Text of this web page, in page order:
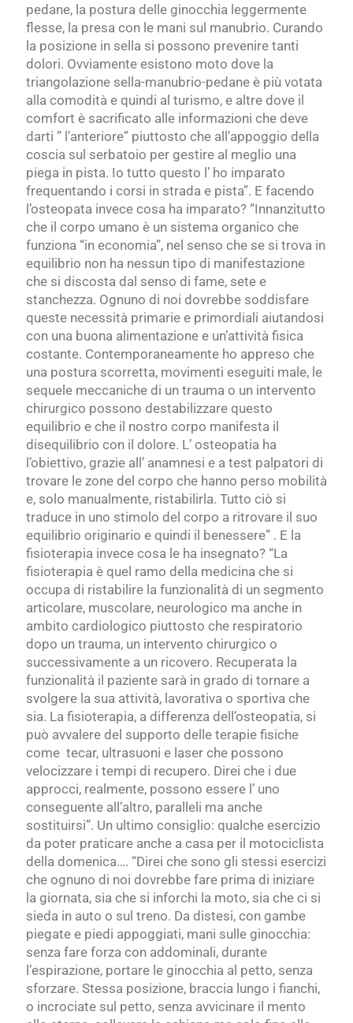
pedane, la postura delle ginocchia leggermente
flesse, la presa con le mani sul manubrio. Curando
la posizione in sella si possono prevenire tanti
dolori. Ovviamente esistono moto dove la
triangolazione sella-manubrio-pedane è più votata
alla comodità e quindi al turismo, e altre dove il
comfort è sacrificato alle informazioni che deve
darti ” l’anteriore” piuttosto che all’appoggio della
coscia sul serbatoio per gestire al meglio una
piega in pista. Io tutto questo l’ ho imparato
frequentando i corsi in strada e pista”. E facendo
l’osteopata invece cosa ha imparato? “Innanzitutto
che il corpo umano è un sistema organico che
funziona “in economia”, nel senso che se si trova in
equilibrio non ha nessun tipo di manifestazione
che si discosta dal senso di fame, sete e
stanchezza. Ognuno di noi dovrebbe soddisfare
queste necessità primarie e primordiali aiutandosi
con una buona alimentazione e un’attività fisica
costante. Contemporaneamente ho appreso che
una postura scorretta, movimenti eseguiti male, le
sequele meccaniche di un trauma o un intervento
chirurgico possono destabilizzare questo
equilibrio e che il nostro corpo manifesta il
disequilibrio con il dolore. L’ osteopatia ha
l’obiettivo, grazie all’ anamnesi e a test palpatori di
trovare le zone del corpo che hanno perso mobilità
e, solo manualmente, ristabilirla. Tutto ciò si
traduce in uno stimolo del corpo a ritrovare il suo
equilibrio originario e quindi il benessere” . E la
fisioterapia invece cosa le ha insegnato? “La
fisioterapia è quel ramo della medicina che si
occupa di ristabilire la funzionalità di un segmento
articolare, muscolare, neurologico ma anche in
ambito cardiologico piuttosto che respiratorio
dopo un trauma, un intervento chirurgico o
successivamente a un ricovero. Recuperata la
funzionalità il paziente sarà in grado di tornare a
svolgere la sua attività, lavorativa o sportiva che
sia. La fisioterapia, a differenza dell’osteopatia, si
può avvalere del supporto delle terapie fisiche
come tecar, ultrasuoni e laser che possono
velocizzare i tempi di recupero. Direi che i due
approcci, realmente, possono essere l’ uno
conseguente all’altro, paralleli ma anche
sostituirsi”. Un ultimo consiglio: qualche esercizio
da poter praticare anche a casa per il motociclista
della domenica…. “Direi che sono gli stessi esercizi
che ognuno di noi dovrebbe fare prima di iniziare
la giornata, sia che si inforchi la moto, sia che ci si
sieda in auto o sul treno. Da distesi, con gambe
piegate e piedi appoggiati, mani sulle ginocchia:
senza fare forza con addominali, durante
l’espirazione, portare le ginocchia al petto, senza
sforzare. Stessa posizione, braccia lungo i fianchi,
o incrociate sul petto, senza avvicinare il mento